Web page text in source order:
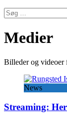
Søg
efter:
Medier
Billeder og videoer
News
Streaming: